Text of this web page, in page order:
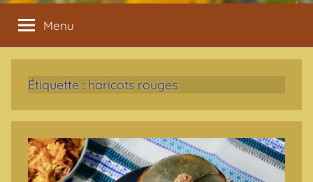
Menu
Étiquette : haricots rouges